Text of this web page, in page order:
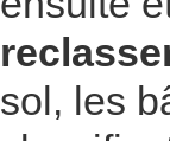
sol, les